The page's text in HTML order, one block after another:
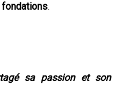
.
sa passion et son